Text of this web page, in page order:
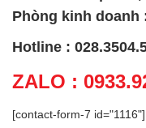
Phòng kinh doanh
Hotline :
ZALO :
[contact-form-7 id="1116"]